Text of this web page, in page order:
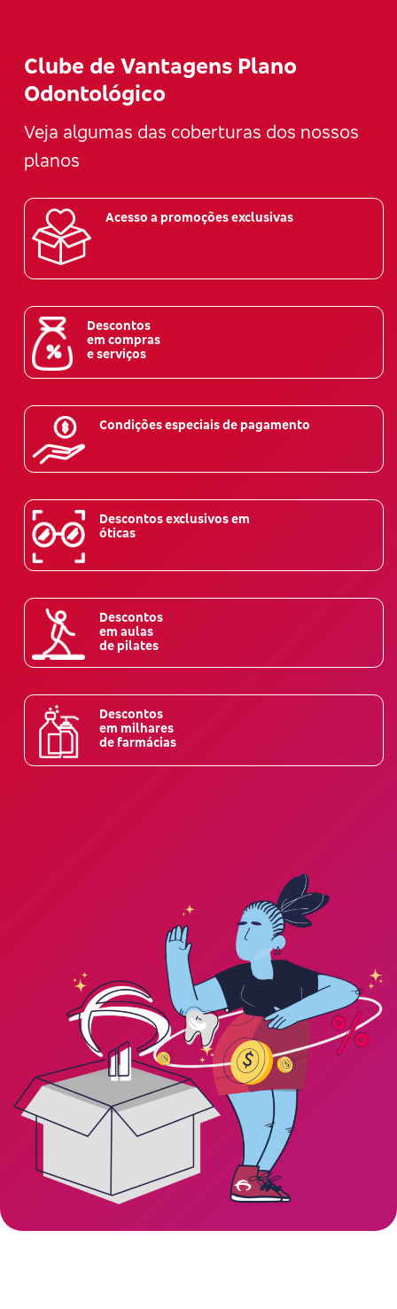
Clube de Vantagens Plano
Odontológico
Veja algumas das coberturas dos nossos
planos
Acesso a promoções exclusivas
Descontos
em compras
e serviços
Condições especiais de pagamento
Descontos exclusivos em
óticas
Descontos
em aulas
de pilates
Descontos
em milhares
de farmácias